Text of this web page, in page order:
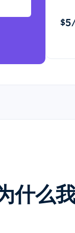
$5
什么